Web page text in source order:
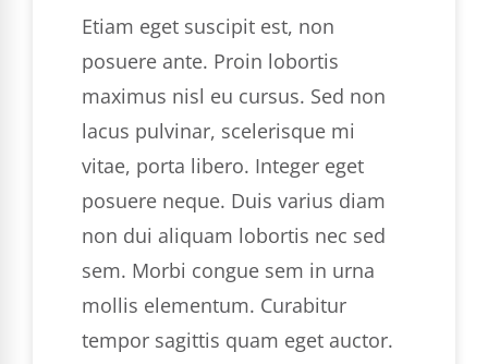
Etiam eget suscipit est, non
posuere ante. Proin lobortis
maximus nisl eu cursus. Sed non
lacus pulvinar, scelerisque mi
vitae, porta libero. Integer eget
posuere neque. Duis varius diam
non dui aliquam lobortis nec sed
sem. Morbi congue sem in urna
mollis elementum. Curabitur
tempor sagittis quam eget auctor.